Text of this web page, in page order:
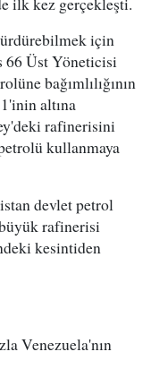
için
66 Üst Yöneticisi
bağımlılığının
altına
rafinerisini
kullanmaya
devlet petrol
rafinerisi
kesintiden
Venezuela'nın